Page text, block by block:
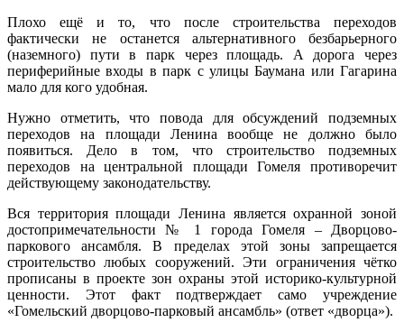
Плохо ещё и то, что после строительства переходов
фактически не останется альтернативного безбарьерного
(наземного) пути в парк через площадь. А дорога через
периферийные входы в парк с улицы Баумана или Гагарина
мало для кого удобная.
Нужно отметить, что повода для обсуждений подземных
переходов на площади Ленина вообще не должно было
появиться. Дело в том, что строительство подземных
переходов на центральной площади Гомеля противоречит
действующему законодательству.
Вся территория площади Ленина является охранной зоной
достопримечательности № 1 города Гомеля – Дворцово-
паркового ансамбля. В пределах этой зоны запрещается
строительство любых сооружений. Эти ограничения чётко
прописаны в проекте зон охраны этой историко-культурной
ценности. Этот факт подтверждает само учреждение
«Гомельский дворцово-парковый ансамбль» (ответ «дворца»).